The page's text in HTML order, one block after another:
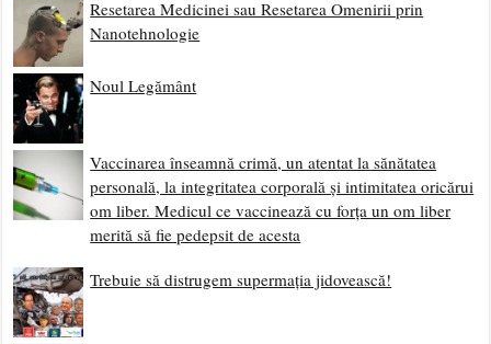
Resetarea Medicinei sau Resetarea Omenirii prin
Nanotehnologie
Noul Legământ
Vaccinarea înseamnă crimă, un atentat la sănătatea
personală, la integritatea corporală și intimitatea oricărui
om liber. Medicul ce vaccinează cu forța un om liber
merită să fie pedepsit de acesta
Trebuie să distrugem supermația jidovească!